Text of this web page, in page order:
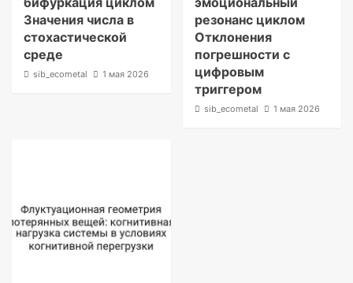
Значения числа в
стохастической
среде
sib_ecometal 1 мая 2026
резонанс циклом
Отклонения
погрешности с
цифровым
триггером
sib_ecometal 1 мая 2026